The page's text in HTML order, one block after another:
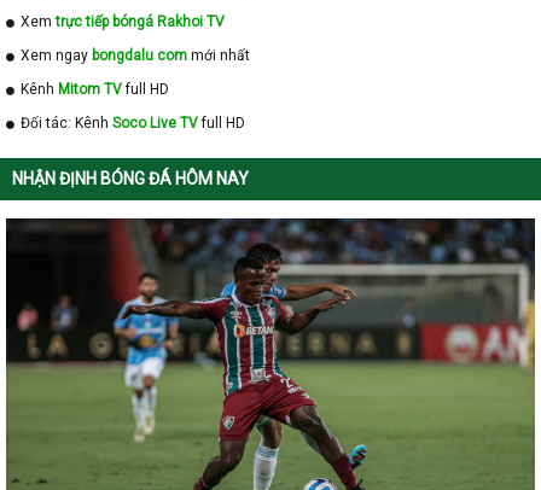
Xemtrực tiếp bóngá Rakhoi TV
Xem ngay bongdalu com mới nhất
Kênh Mitom TVfull HD
Đối tác: Kênh Soco Live TVfull HD
NHẬN ĐỊNH BÓNG ĐÁ HÔM NAY